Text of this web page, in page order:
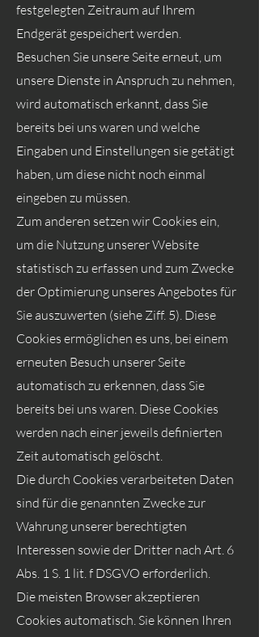
festgelegten Zeitraum auf Ihrem
Endgerät gespeichert werden.
Besuchen Sie unsere Seite erneut, um
unsere Dienste in Anspruch zu nehmen,
wird automatisch erkannt, dass Sie
bereits bei uns waren und welche
Eingaben und Einstellungen sie getätigt
haben, um diese nicht noch einmal
eingeben zu müssen.
Zum anderen setzen wir Cookies ein,
um die Nutzung unserer Website
statistisch zu erfassen und zum Zwecke
der Optimierung unseres Angebotes für
Sie auszuwerten (siehe Ziff. 5). Diese
Cookies ermöglichen es uns, bei einem
erneuten Besuch unserer Seite
automatisch zu erkennen, dass Sie
bereits bei uns waren. Diese Cookies
werden nach einer jeweils definierten
Zeit automatisch gelöscht.
Die durch Cookies verarbeiteten Daten
sind für die genannten Zwecke zur
Wahrung unserer berechtigten
Interessen sowie der Dritter nach Art. 6
Abs. 1 S. 1 lit. f DSGVO erforderlich.
Die meisten Browser akzeptieren
Cookies automatisch. Sie können Ihren